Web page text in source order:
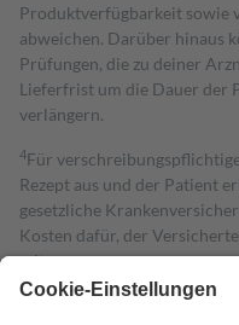
Produktverfügbarkeit sowie
abweichen. Darüber hinaus
Prüfungen, die zu deiner
Lieferfrist um die Dauer der
verlängern.
4Für
Rezept aus und der Patient
gesetzliche
Kosten dafür, der
mit.
Grundsätzlich leisten